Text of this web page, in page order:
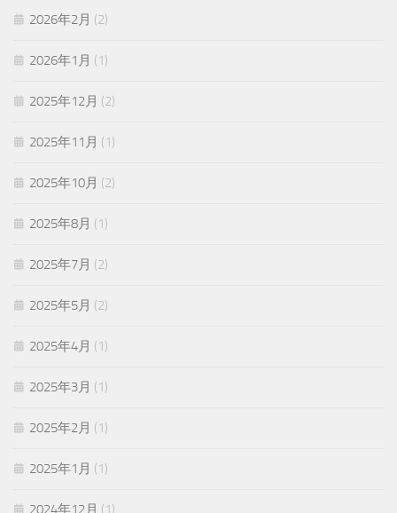
2026年2月 (2)
2026年1月 (1)
2025年12月 (2)
2025年11月 (1)
2025年10月 (2)
2025年8月 (1)
2025年7月 (2)
2025年5月 (2)
2025年4月 (1)
2025年3月 (1)
2025年2月 (1)
2025年1月 (1)
2024年12月 (1)